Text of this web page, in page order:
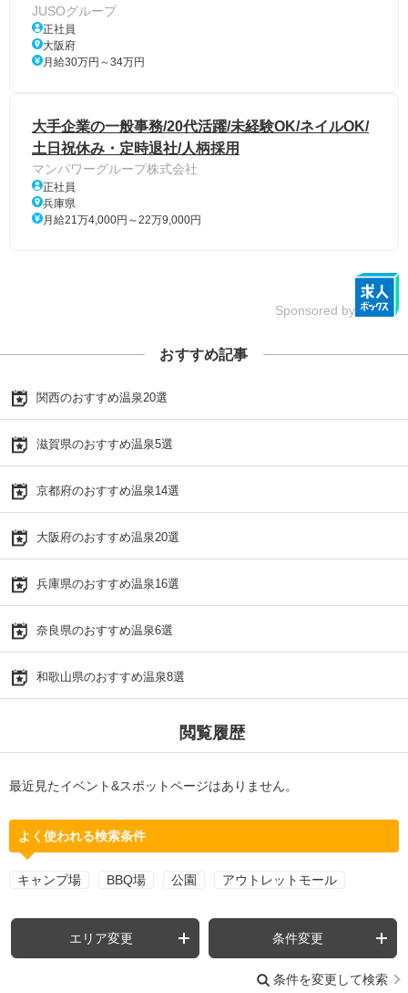
JUSOグループ
正社員
大阪府
月給30万円～34万円
大手企業の一般事務/20代活躍/未経験OK/ネイルOK/
土日祝休み・定時退社/人柄採用
マンパワーグループ株式会社
正社員
兵庫県
月給21万4,000円～22万9,000円
Sponsored by
おすすめ記事
関西のおすすめ温泉20選
滋賀県のおすすめ温泉5選
京都府のおすすめ温泉14選
大阪府のおすすめ温泉20選
兵庫県のおすすめ温泉16選
奈良県のおすすめ温泉6選
和歌山県のおすすめ温泉8選
閲覧履歴
最近見たイベント&スポットページはありません。
よく使われる検索条件
キャンプ場 BBQ場 公園 アウトレットモール
エリア変更 条件変更
条件を変更して検索